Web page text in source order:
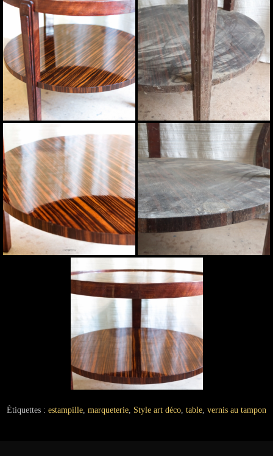
Étiquettes : estampille marqueterie Style art déco table vernis au tampon